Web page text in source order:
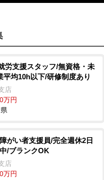
労支援スタッフ/無資格・未
平均10h以下/研修制度あり
店
万円
がい者支援員/完全週休2日
/ブランクOK
店
万円